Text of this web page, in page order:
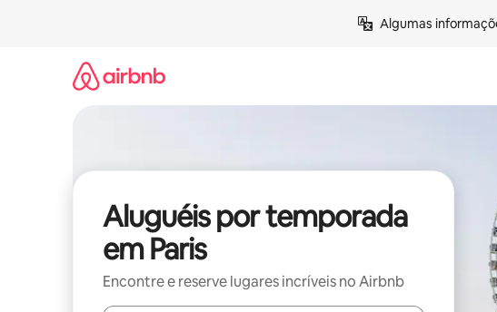
Algumas
Aluguéis por temporada
em Paris
Encontre e reserve lugares incríveis no Airbnb